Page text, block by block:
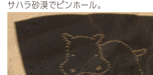
サハラ砂漠でピンホール。